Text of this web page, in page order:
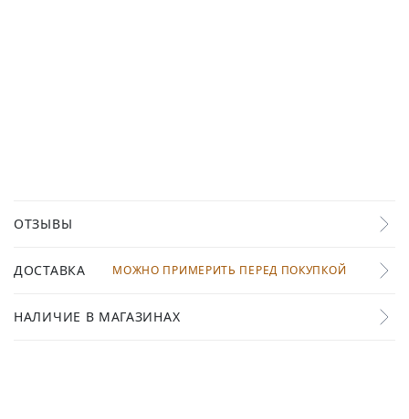
ОТЗЫВЫ
ДОСТАВКА МОЖНО ПРИМЕРИТЬ ПЕРЕД ПОКУПКОЙ
НАЛИЧИЕ В МАГАЗИНАХ